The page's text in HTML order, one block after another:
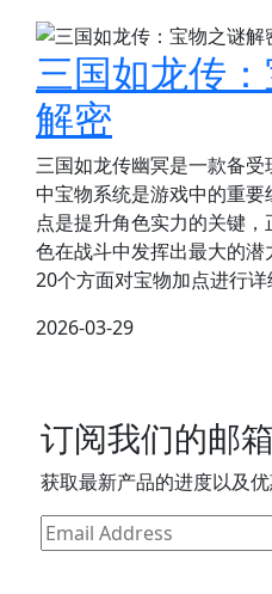
三国如龙传
解密
三国如龙传幽冥是一款备
中宝物系统是游戏中的重
点是提升角色实力的关键
色在战斗中发挥出最大的
20个方面对宝物加点进行详
2026-03-29
订阅我们的邮箱
获取最新产品的进度以及